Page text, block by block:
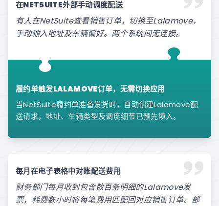
在NETSUITE外部手动调度配送
有人在NetSuite查看销售订单，切换至Lalamove，
手动输入地址及车辆偏好。两个系统间无连接。
履约单触发LALAMOVE订单，无需切换应用
当NetSuite履约单准备发货时，自动创建Lalamove配
送请求，地址、车辆类型及调度细节已预先填入。
每月在电子表格中对账配送费用
财务部门每月收到包含数百条明细的Lalamove发
票，耗费数小时将每笔费用匹配回对应销售订单。部